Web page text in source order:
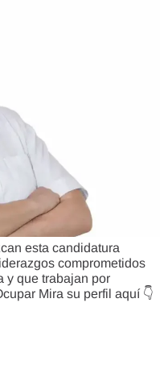
esta candidatura
comprometidos
y que trabajan por
Mira su perfil aquí 👇